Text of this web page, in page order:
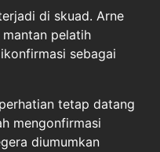
di skuad. Arne
pelatih
sebagai
tetap datang
mengonfirmasi
diumumkan